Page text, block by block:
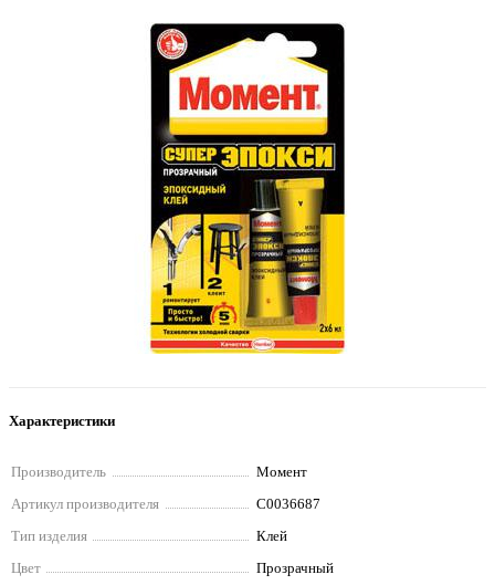
Характеристики
Производитель
Момент
Артикул производителя
C0036687
Тип изделия
Клей
Цвет
Прозрачный